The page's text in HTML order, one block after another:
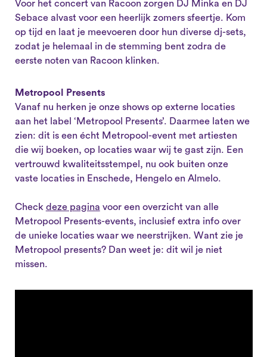
Voor het concert van Racoon zorgen DJ Minka en DJ
Sebace alvast voor een heerlijk zomers sfeertje. Kom
op tijd en laat je meevoeren door hun diverse dj-sets,
zodat je helemaal in de stemming bent zodra de
eerste noten van Racoon klinken.
Metropool Presents
Vanaf nu herken je onze shows op externe locaties
aan het label ‘Metropool Presents’. Daarmee laten we
zien: dit is een écht Metropool-event met artiesten
die wij boeken, op locaties waar wij te gast zijn. Een
vertrouwd kwaliteitsstempel, nu ook buiten onze
vaste locaties in Enschede, Hengelo en Almelo.
Check deze pagina voor een overzicht van alle
Metropool Presents-events, inclusief extra info over
de unieke locaties waar we neerstrijken. Want zie je
Metropool presents? Dan weet je: dit wil je niet
missen.